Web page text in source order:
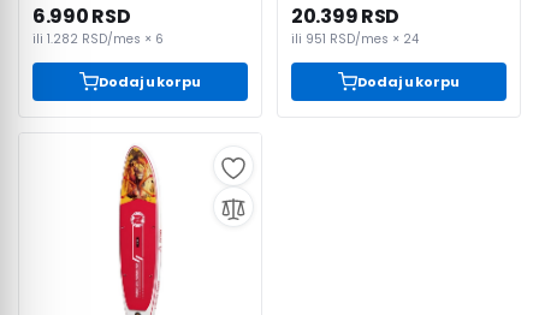
6.990 RSD
ili 1.282 RSD/mes × 6
Dodaj u korpu
20.399 RSD
ili 951 RSD/mes × 24
Dodaj u korpu